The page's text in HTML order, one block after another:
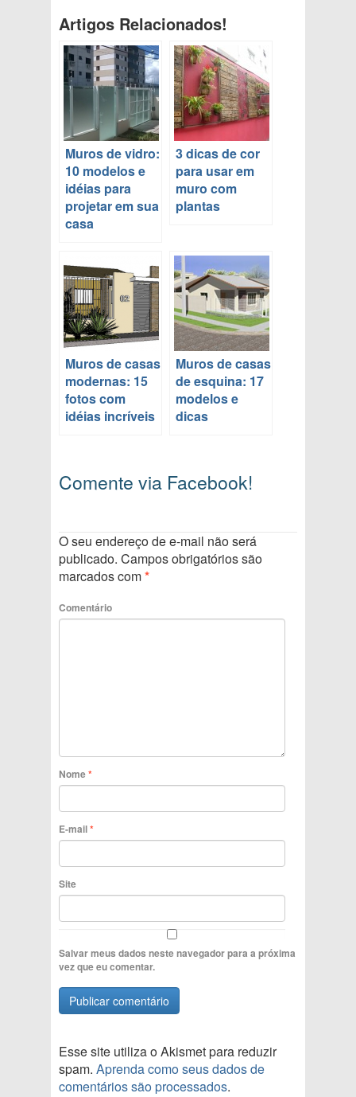
Artigos Relacionados!
Muros de vidro:
10 modelos e
idéias para
projetar em sua
casa
3 dicas de cor
para usar em
muro com
plantas
Muros de casas
modernas: 15
fotos com
idéias incríveis
Muros de casas
de esquina: 17
modelos e
dicas
Comente via Facebook!
O seu endereço de e-mail não será
publicado. Campos obrigatórios são
marcados com*
Comentário
Nome*
E-mail*
Site
Salvar meus dados neste navegador para a próxima
vez que eu comentar.
Esse site utiliza o Akismet para reduzir
spam. Aprenda como seus dados de
comentários são processados.